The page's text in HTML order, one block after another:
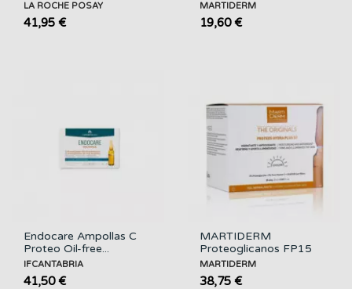
LA ROCHE POSAY
41,95 €
MARTIDERM
19,60 €
Endocare Ampollas C
Proteo Oil-free...
IFCANTABRIA
41,50 €
MARTIDERM
Proteoglicanos FP15
30 a
MARTIDERM
38,75 €